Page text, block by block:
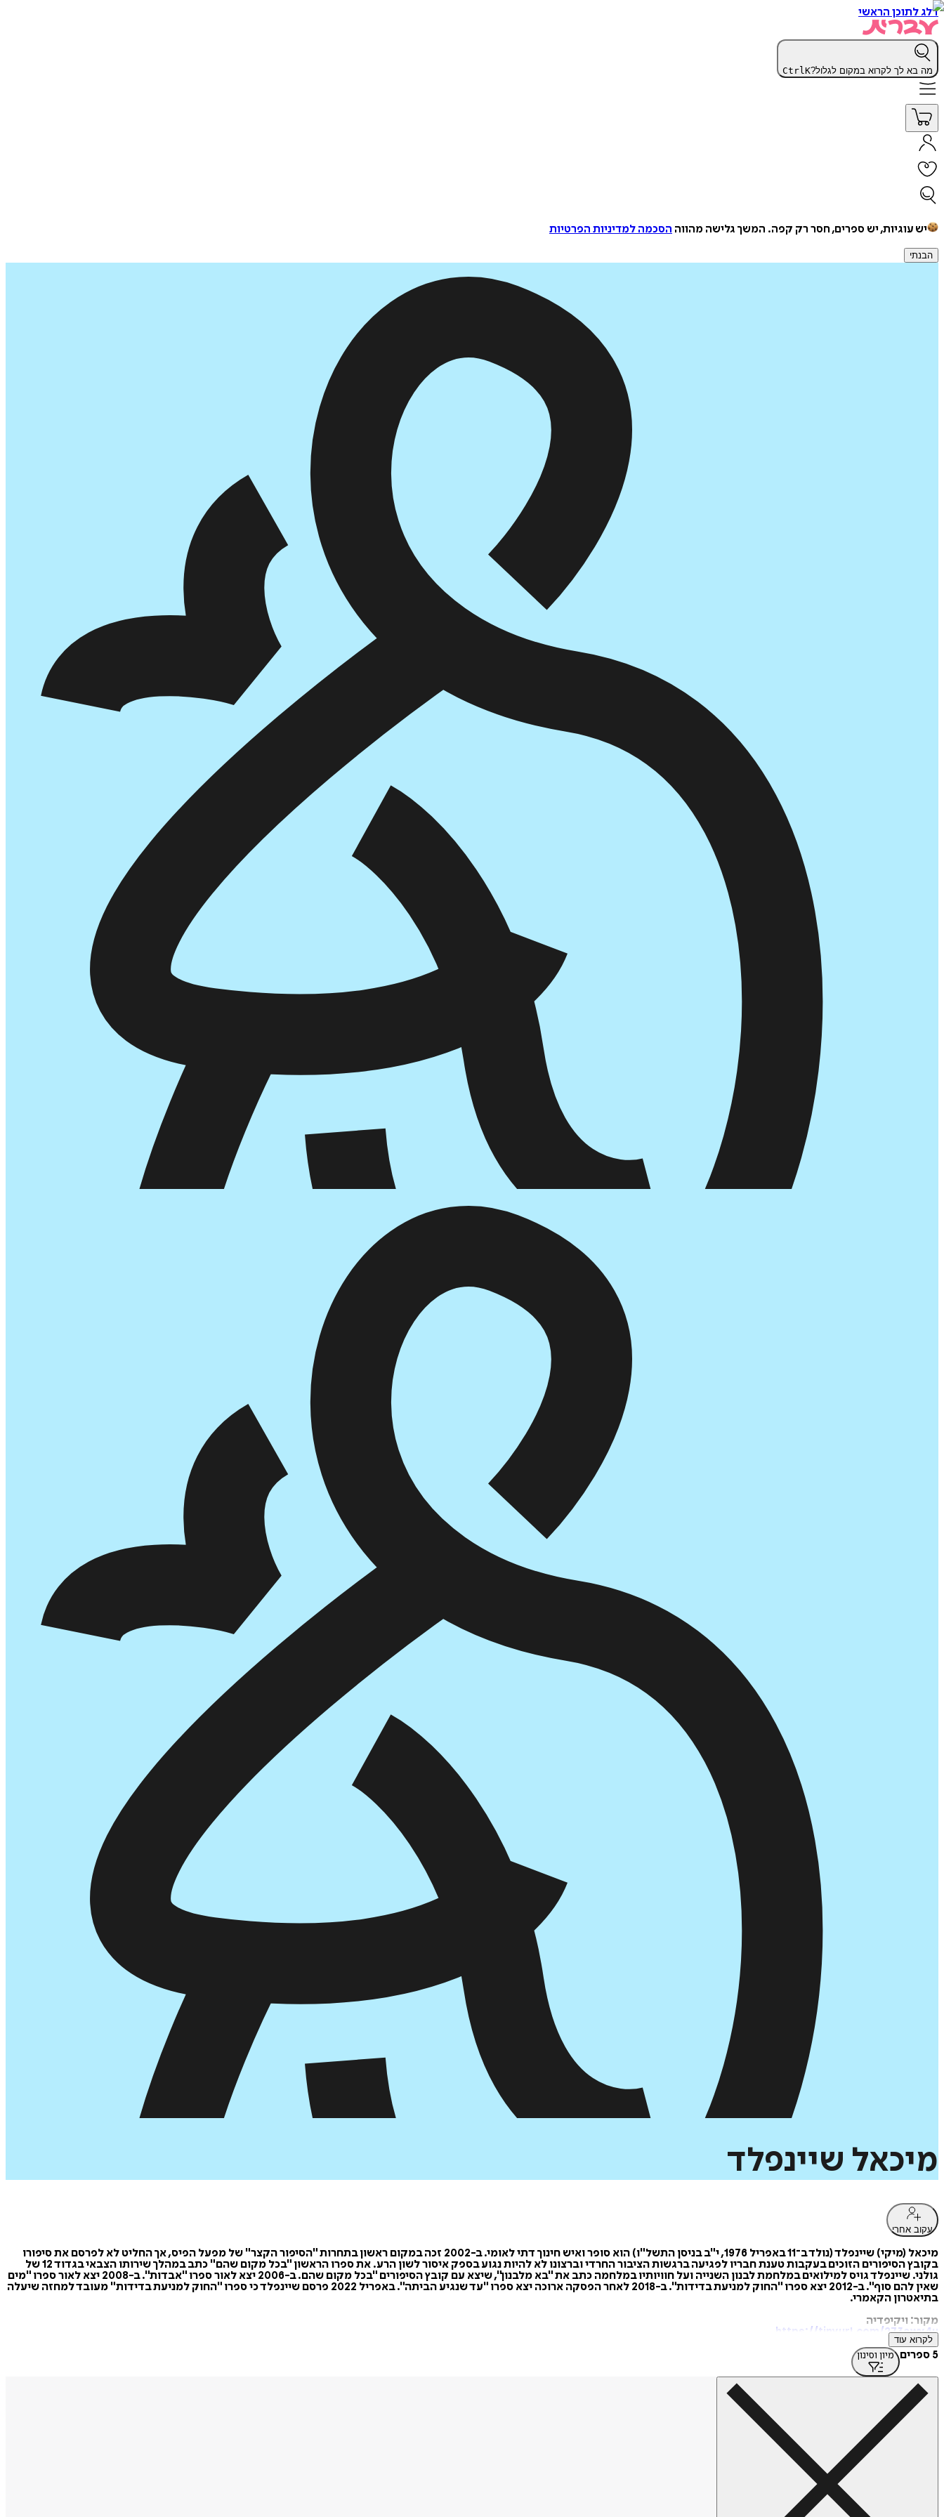
דלג לתוכן הראשי
מה בא לך לקרוא במקום לגלול? CtrlK
יש עוגיות, יש ספרים, חסר רק קפה. המשך גלישה מהווה הסכמה למדיניות הפרטיות
הבנתי
מיכאל שיינפלד
עקוב אחרי
מיכאל (מיקי) שיינפלד (נולד ב־11 באפריל 1976, י"ב בניסן התשל"ו) הוא סופר ואיש חינוך דתי לאומי. ב-2002 זכה במקום ראשון בתחרות "הסיפור הקצר" של מפעל הפיס, אך החליט לא לפרסם את סיפורו
בקובץ הסיפורים הזוכים בעקבות טענת חבריו לפגיעה ברגשות הציבור החרדי וברצונו לא להיות נגוע בספק איסור לשון הרע. את ספרו הראשון "בכל מקום שהם" כתב במהלך שירותו הצבאי בגדוד 12 של
גולני. שיינפלד גויס למילואים במלחמת לבנון השנייה ועל חוויותיו במלחמה כתב את "בא מלבנון", שיצא עם קובץ הסיפורים "בכל מקום שהם. ב-2006 יצא לאור ספרו "אבדות". ב-2008 יצא לאור ספרו "מים
שאין להם סוף". ב-2012 יצא ספרו "החוק למניעת בדידות". ב-2018 לאחר הפסקה ארוכה יצא ספרו "עד שנגיע הביתה". באפריל 2022 פרסם שיינפלד כי ספרו "החוק למניעת בדידות" מעובד למחזה שיעלה
בתיאטרון הקאמרי.
מקור: ויקיפדיה
https://tinyurl.com/273awy4u
לקרוא עוד
5 ספרים מיון וסינון